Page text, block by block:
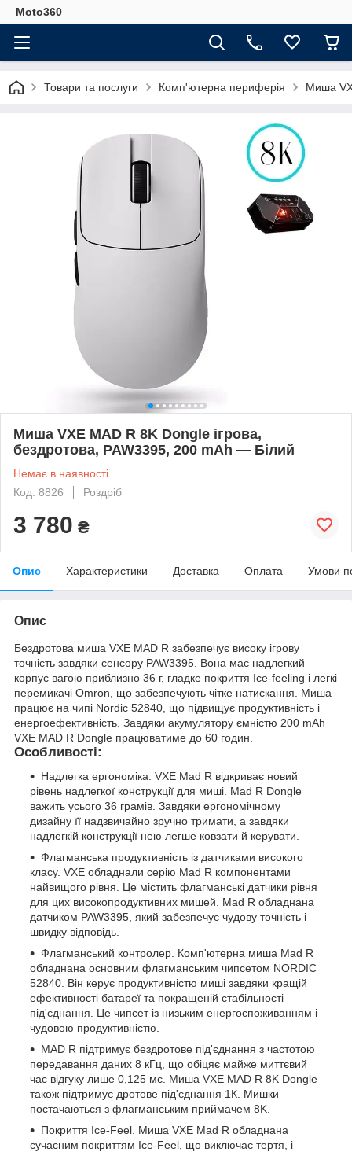
Moto360
Товари та послуги Комп'ютерна периферія Миша
Миша VXE MAD R 8K Dongle ігрова,
бездротова, PAW3395, 200 mAh — Білий
Немає в наявності
Код: 8826
Роздріб
3 780 ₴
Опис Характеристики Доставка Оплата Умови
Опис
Бездротова миша VXE MAD R забезпечує високу ігрову
точність завдяки сенсору PAW3395. Вона має надлегкий
корпус вагою приблизно 36 г, гладке покриття Ice-feeling і легкі
перемикачі Omron, що забезпечують чітке натискання. Миша
працює на чипі Nordic 52840, що підвищує продуктивність і
енергоефективність. Завдяки акумулятору ємністю 200 mAh
VXE MAD R Dongle працюватиме до 60 годин.
Особливості:
Надлегка ергономіка. VXE Mad R відкриває новий
рівень надлегкої конструкції для миші. Mad R Dongle
важить усього 36 грамів. Завдяки ергономічному
дизайну її надзвичайно зручно тримати, а завдяки
надлегкій конструкції нею легше ковзати й керувати.
Флагманська продуктивність із датчиками високого
класу. VXE обладнали серію Mad R компонентами
найвищого рівня. Це містить флагманські датчики рівня
для цих високопродуктивних мишей. Mad R обладнана
датчиком PAW3395, який забезпечує чудову точність і
швидку відповідь.
Флагманський контролер. Комп'ютерна миша Mad R
обладнана основним флагманським чипсетом NORDIC
52840. Він керує продуктивністю миші завдяки кращій
ефективності батареї та покращеній стабільності
під'єднання. Це чипсет із низьким енергоспоживанням і
чудовою продуктивністю.
MAD R підтримує бездротове під'єднання з частотою
передавання даних 8 кГц, що обіцяє майже миттєвий
час відгуку лише 0,125 мс. Миша VXE MAD R 8K Dongle
також підтримує дротове під'єднання 1К. Мишки
постачаються з флагманським приймачем 8K.
Покриття Ice-Feel. Миша VXE Mad R обладнана
сучасним покриттям Ice-Feel, що виключає тертя, і